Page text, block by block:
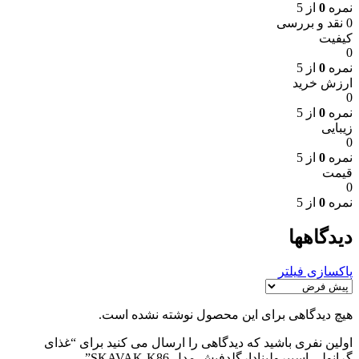
نمره 0 از 5
0 نقد و بررسی
کیفیت
0
نمره 0 از 5
ارزش خرید
0
نمره 0 از 5
زیبایی
0
نمره 0 از 5
قیمت
0
نمره 0 از 5
دیدگاهها
پاکسازی فیلتر
هیچ دیدگاهی برای این محصول نوشته نشده است.
اولین نفری باشید که دیدگاهی را ارسال می کنید برای “غذای